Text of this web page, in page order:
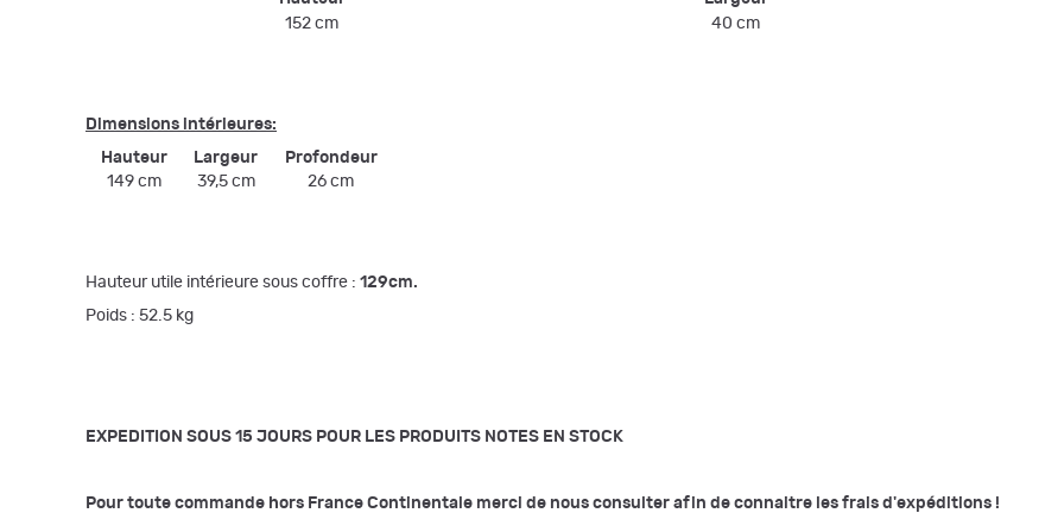
152 cm
40 cm
Dimensions intérieures:
Hauteur
Largeur
Profondeur
149 cm
39,5 cm 26 cm
Hauteur utile intérieure sous coffre : 129cm.
Poids : 52.5 kg
EXPEDITION SOUS 15 JOURS POUR LES PRODUITS NOTES EN STOCK
Pour toute commande hors France Continentale merci de nous consulter afin de connaitre les frais d'expéditions !